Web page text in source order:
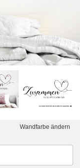
Wandfarbe ändern